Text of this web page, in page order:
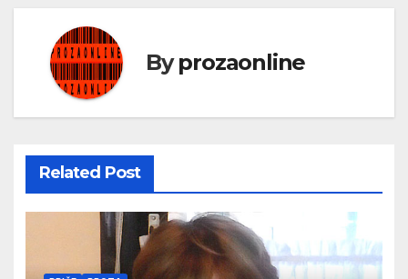
Byprozaonline
Related Post